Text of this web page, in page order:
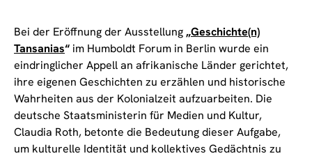
Bei der Eröffnung der Ausstellung „Geschichte(n)
Tansanias“ im Humboldt Forum in Berlin wurde ein
eindringlicher Appell an afrikanische Länder gerichtet,
ihre eigenen Geschichten zu erzählen und historische
Wahrheiten aus der Kolonialzeit aufzuarbeiten. Die
deutsche Staatsministerin für Medien und Kultur,
Claudia Roth, betonte die Bedeutung dieser Aufgabe,
um kulturelle Identität und kollektives Gedächtnis zu